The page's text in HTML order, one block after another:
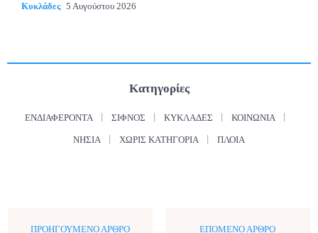
Κυκλάδες 5 Αυγούστου 2026
Κατηγορίες
ΕΝΔΙΑΦΈΡΟΝΤΑ ΣΊΦΝΟΣ ΚΥΚΛΆΔΕΣ ΚΟΙΝΩΝΊΑ
ΝΗΣΙΆ ΧΩΡΊΣ ΚΑΤΗΓΟΡΊΑ ΠΛΟΊΑ
ΠΡΟΗΓΟΎΜΕΝΟ ΆΡΘΡΟ ΕΠΌΜΕΝΟ ΆΡΘΡΟ